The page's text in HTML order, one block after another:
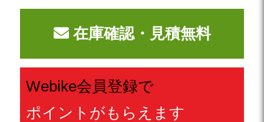
在庫確認・見積無料
Webike会員登録で
ポイントがもらえます